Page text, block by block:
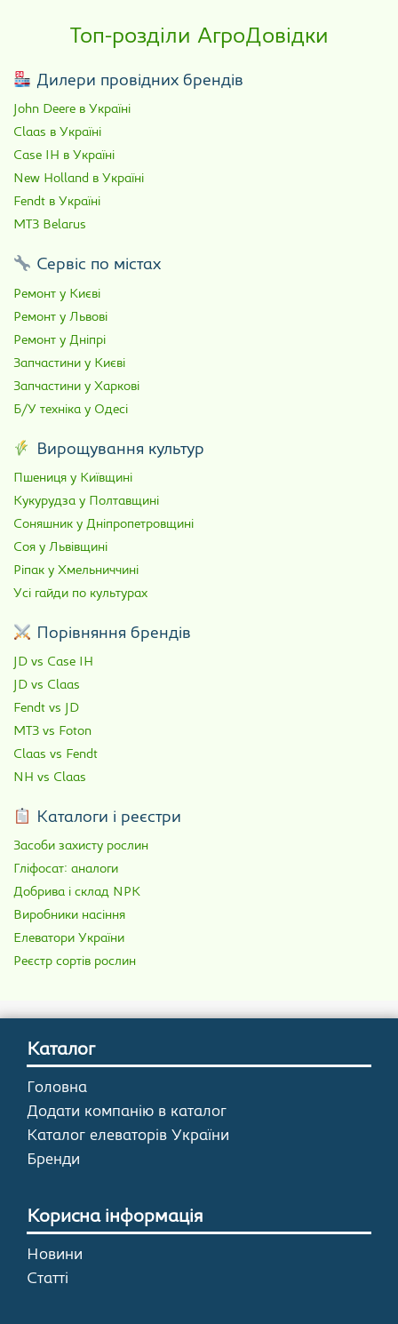
Топ-розділи АгроДовідки
Дилери провідних брендів
John Deere в Україні
Claas в Україні
Case IH в Україні
New Holland в Україні
Fendt в Україні
МТЗ Belarus
Сервіс по містах
Ремонт у Києві
Ремонт у Львові
Ремонт у Дніпрі
Запчастини у Києві
Запчастини у Харкові
Б/У техніка у Одесі
Вирощування культур
Пшениця у Київщині
Кукурудза у Полтавщині
Соняшник у Дніпропетровщині
Соя у Львівщині
Ріпак у Хмельниччині
Усі гайди по культурах
Порівняння брендів
JD vs Case IH
JD vs Claas
Fendt vs JD
МТЗ vs Foton
Claas vs Fendt
NH vs Claas
Каталоги і реєстри
Засоби захисту рослин
Гліфосат: аналоги
Добрива і склад NPK
Виробники насіння
Елеватори України
Реєстр сортів рослин
Каталог
Головна
Додати компанію в каталог
Каталог елеваторів України
Бренди
Корисна інформація
Новини
Статті